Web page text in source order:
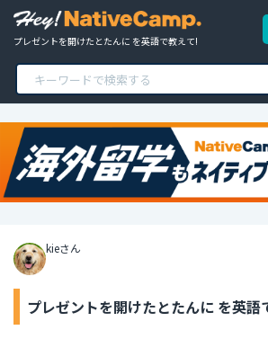
プレゼントを開けたとたんに を英語で教えて!
kieさん
プレゼントを開けたとたんに を英語